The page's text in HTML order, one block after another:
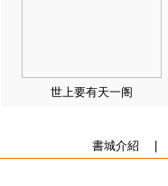
世上要有天一阁
書城介紹